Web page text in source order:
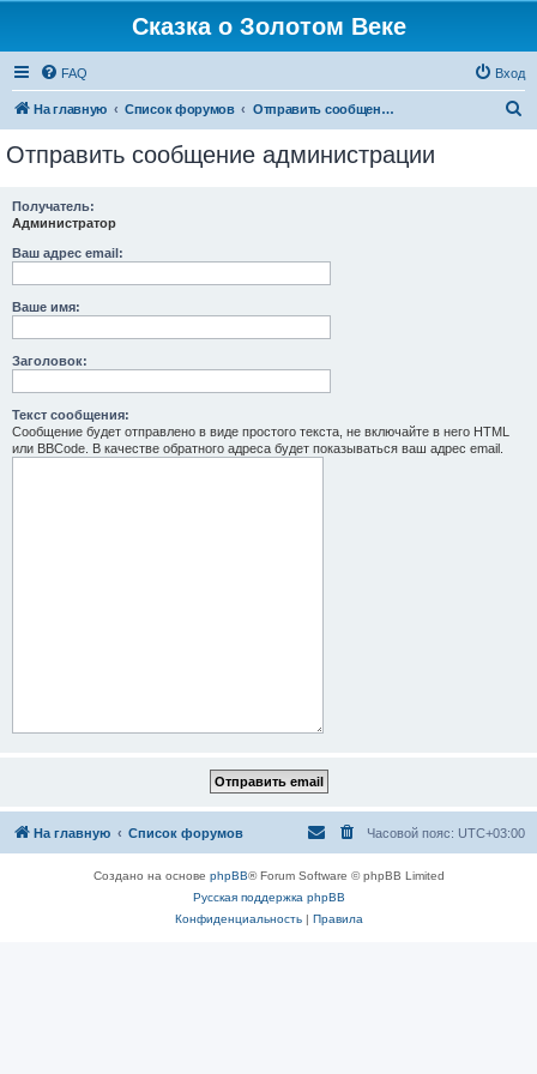
Сказка о Золотом Веке
FAQ Вход
На главную Список форумов Отправить сообщение администрации
Отправить сообщение администрации
Получатель:
Администратор
Ваш адрес email:
Ваше имя:
Заголовок:
Текст сообщения:
Сообщение будет отправлено в виде простого текста, не включайте в него HTML
или BBCode. В качестве обратного адреса будет показываться ваш адрес email.
На главную Список форумов Часовой пояс: UTC+03:00
Создано на основе phpBB® Forum Software © phpBB Limited
Русская поддержка phpBB
Конфиденциальность| Правила